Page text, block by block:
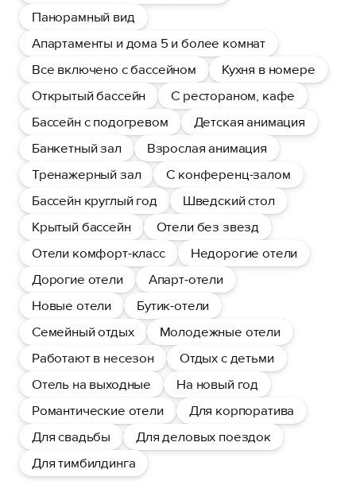
Панорамный вид
Апартаменты и дома 5 и более комнат
Все включено с бассейном
Кухня в номере
Открытый бассейн
С рестораном, кафе
Бассейн с подогревом
Детская анимация
Банкетный зал
Взрослая анимация
Тренажерный зал
С конференц-залом
Бассейн круглый год
Шведский стол
Крытый бассейн
Отели без звезд
Отели комфорт-класс
Недорогие отели
Дорогие отели
Апарт-отели
Новые отели
Бутик-отели
Семейный отдых
Молодежные отели
Работают в несезон
Отдых с детьми
Отель на выходные
На новый год
Романтические отели
Для корпоратива
Для свадьбы
Для деловых поездок
Для тимбилдинга